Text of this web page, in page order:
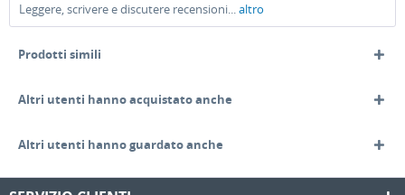
Leggere, scrivere e discutere recensioni...altro
Prodotti simili
Altri utenti hanno acquistato anche
Altri utenti hanno guardato anche